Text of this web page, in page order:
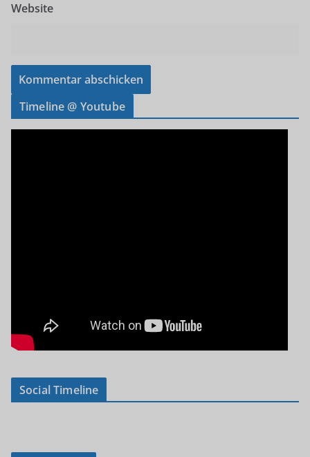
Website
Timeline @ Youtube
Social Timeline